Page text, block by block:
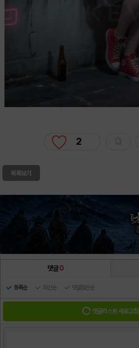
2
목록보기
댓글0
등록순 최신순 댓글많은순
댓글리스트 새로고침